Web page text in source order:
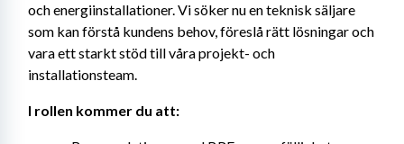
och energiinstallationer. Vi söker nu en teknisk säljare
som kan förstå kundens behov, föreslå rätt lösningar och
vara ett starkt stöd till våra projekt- och
installationsteam.
I rollen kommer du att: